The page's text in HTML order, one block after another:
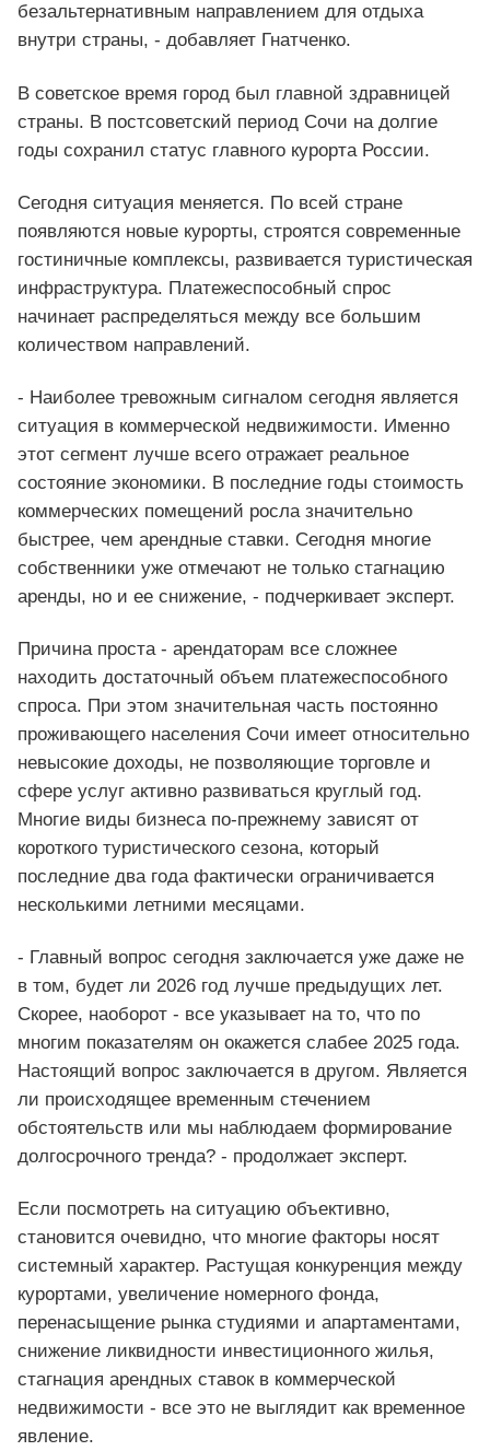
безальтернативным направлением для отдыха
внутри страны, - добавляет Гнатченко.
В советское время город был главной здравницей
страны. В постсоветский период Сочи на долгие
годы сохранил статус главного курорта России.
Сегодня ситуация меняется. По всей стране
появляются новые курорты, строятся современные
гостиничные комплексы, развивается туристическая
инфраструктура. Платежеспособный спрос
начинает распределяться между все большим
количеством направлений.
- Наиболее тревожным сигналом сегодня является
ситуация в коммерческой недвижимости. Именно
этот сегмент лучше всего отражает реальное
состояние экономики. В последние годы стоимость
коммерческих помещений росла значительно
быстрее, чем арендные ставки. Сегодня многие
собственники уже отмечают не только стагнацию
аренды, но и ее снижение, - подчеркивает эксперт.
Причина проста - арендаторам все сложнее
находить достаточный объем платежеспособного
спроса. При этом значительная часть постоянно
проживающего населения Сочи имеет относительно
невысокие доходы, не позволяющие торговле и
сфере услуг активно развиваться круглый год.
Многие виды бизнеса по-прежнему зависят от
короткого туристического сезона, который
последние два года фактически ограничивается
несколькими летними месяцами.
- Главный вопрос сегодня заключается уже даже не
в том, будет ли 2026 год лучше предыдущих лет.
Скорее, наоборот - все указывает на то, что по
многим показателям он окажется слабее 2025 года.
Настоящий вопрос заключается в другом. Является
ли происходящее временным стечением
обстоятельств или мы наблюдаем формирование
долгосрочного тренда? - продолжает эксперт.
Если посмотреть на ситуацию объективно,
становится очевидно, что многие факторы носят
системный характер. Растущая конкуренция между
курортами, увеличение номерного фонда,
перенасыщение рынка студиями и апартаментами,
снижение ликвидности инвестиционного жилья,
стагнация арендных ставок в коммерческой
недвижимости - все это не выглядит как временное
явление.